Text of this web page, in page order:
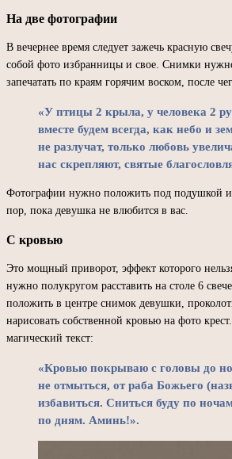
На две фотографии
В вечернее время следует зажечь красную
собой фото избранницы и свое. Снимки
запечатать по краям горячим воском, после
«У птицы 2 крыла, у человека 2
вместе будем всегда, как небо и
не разлучат, только любовь
нас скрепляют, святые
Фотографии нужно положить под подушкой и
пор, пока девушка не влюбится в вас.
С кровью
Это мощный приворот, эффект которого
нужно полукругом расставить на столе 6
положить в центре снимок девушки,
нарисовать собственной кровью на фото
магический текст:
«Кровью покрываю с головы до
не отмыться, от раба Божьего
избавиться. Сниться буду по
по дням. Аминь!».